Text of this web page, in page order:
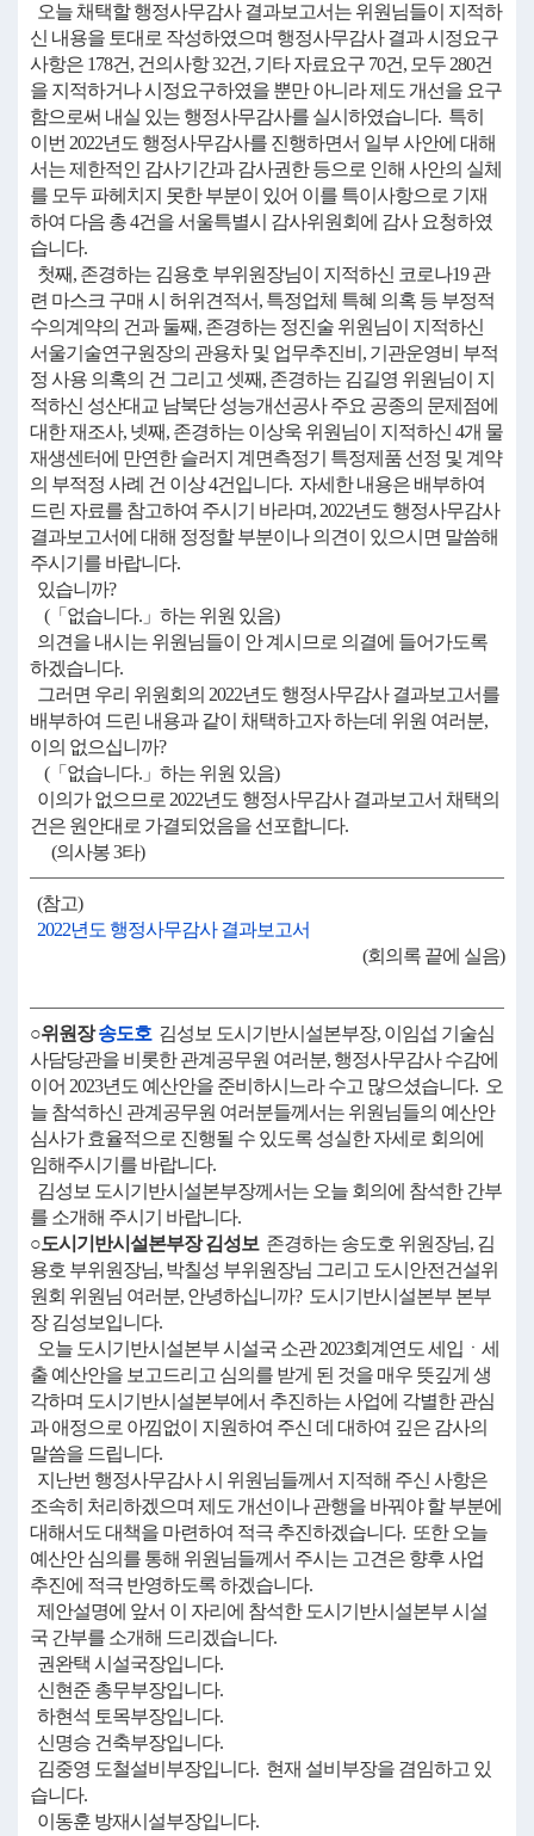
오늘 채택할 행정사무감사 결과보고서는 위원님들이 지적하
신 내용을 토대로 작성하였으며 행정사무감사 결과 시정요구
사항은 178건, 건의사항 32건, 기타 자료요구 70건, 모두 280건
을 지적하거나 시정요구하였을 뿐만 아니라 제도 개선을 요구
함으로써 내실 있는 행정사무감사를 실시하였습니다. 특히
이번 2022년도 행정사무감사를 진행하면서 일부 사안에 대해
서는 제한적인 감사기간과 감사권한 등으로 인해 사안의 실체
를 모두 파헤치지 못한 부분이 있어 이를 특이사항으로 기재
하여 다음 총 4건을 서울특별시 감사위원회에 감사 요청하였
습니다.
첫째, 존경하는 김용호 부위원장님이 지적하신 코로나19 관
련 마스크 구매 시 허위견적서, 특정업체 특혜 의혹 등 부정적
수의계약의 건과 둘째, 존경하는 정진술 위원님이 지적하신
서울기술연구원장의 관용차 및 업무추진비, 기관운영비 부적
정 사용 의혹의 건 그리고 셋째, 존경하는 김길영 위원님이 지
적하신 성산대교 남북단 성능개선공사 주요 공종의 문제점에
대한 재조사, 넷째, 존경하는 이상욱 위원님이 지적하신 4개 물
재생센터에 만연한 슬러지 계면측정기 특정제품 선정 및 계약
의 부적정 사례 건 이상 4건입니다. 자세한 내용은 배부하여
드린 자료를 참고하여 주시기 바라며, 2022년도 행정사무감사
결과보고서에 대해 정정할 부분이나 의견이 있으시면 말씀해
주시기를 바랍니다.
있습니까?
(「없습니다.」하는 위원 있음)
의견을 내시는 위원님들이 안 계시므로 의결에 들어가도록
하겠습니다.
그러면 우리 위원회의 2022년도 행정사무감사 결과보고서를
배부하여 드린 내용과 같이 채택하고자 하는데 위원 여러분,
이의 없으십니까?
(「없습니다.」하는 위원 있음)
이의가 없으므로 2022년도 행정사무감사 결과보고서 채택의
건은 원안대로 가결되었음을 선포합니다.
(의사봉 3타)
(참고)
2022년도 행정사무감사 결과보고서
(회의록 끝에 실음)
○위원장송도호 김성보 도시기반시설본부장, 이임섭 기술심
사담당관을 비롯한 관계공무원 여러분, 행정사무감사 수감에
이어 2023년도 예산안을 준비하시느라 수고 많으셨습니다. 오
늘 참석하신 관계공무원 여러분들께서는 위원님들의 예산안
심사가 효율적으로 진행될 수 있도록 성실한 자세로 회의에
임해주시기를 바랍니다.
김성보 도시기반시설본부장께서는 오늘 회의에 참석한 간부
를 소개해 주시기 바랍니다.
○도시기반시설본부장 김성보 존경하는 송도호 위원장님, 김
용호 부위원장님, 박칠성 부위원장님 그리고 도시안전건설위
원회 위원님 여러분, 안녕하십니까? 도시기반시설본부 본부
장 김성보입니다.
오늘 도시기반시설본부 시설국 소관 2023회계연도 세입ㆍ세
출 예산안을 보고드리고 심의를 받게 된 것을 매우 뜻깊게 생
각하며 도시기반시설본부에서 추진하는 사업에 각별한 관심
과 애정으로 아낌없이 지원하여 주신 데 대하여 깊은 감사의
말씀을 드립니다.
지난번 행정사무감사 시 위원님들께서 지적해 주신 사항은
조속히 처리하겠으며 제도 개선이나 관행을 바꿔야 할 부분에
대해서도 대책을 마련하여 적극 추진하겠습니다. 또한 오늘
예산안 심의를 통해 위원님들께서 주시는 고견은 향후 사업
추진에 적극 반영하도록 하겠습니다.
제안설명에 앞서 이 자리에 참석한 도시기반시설본부 시설
국 간부를 소개해 드리겠습니다.
권완택 시설국장입니다.
신현준 총무부장입니다.
하현석 토목부장입니다.
신명승 건축부장입니다.
김중영 도철설비부장입니다. 현재 설비부장을 겸임하고 있
습니다.
이동훈 방재시설부장입니다.